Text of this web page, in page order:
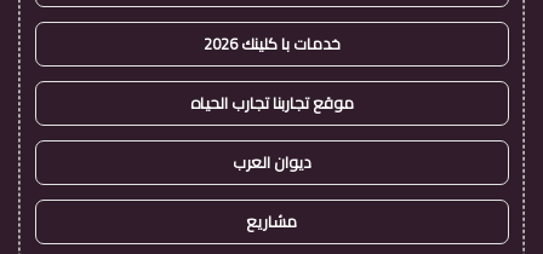
خدمات با كلينك 2026
موقع تجاربنا تجارب الحياه
ديوان العرب
مشاريع